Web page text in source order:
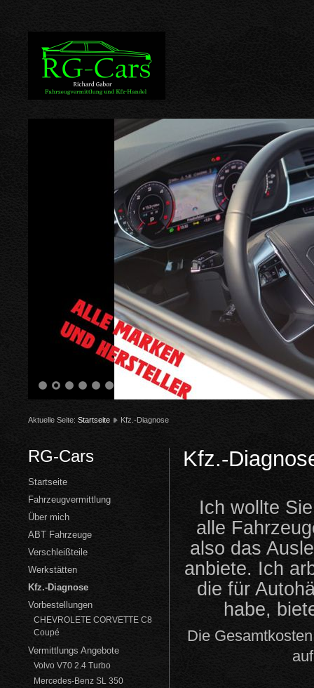
Aktuelle Seite: Startseite Kfz.-Diagnose
RG-Cars
Startseite
Fahrzeugvermittlung
Über mich
ABT Fahrzeuge
Verschleißteile
Werkstätten
Kfz.-Diagnose
Vorbestellungen
CHEVROLETE CORVETTE C8
Coupé
Vermittlungs Angebote
Volvo V70 2.4 Turbo
Mercedes-Benz SL 350
Kfz.-
Ich wollte
alle
also das
anbiete. Ich
die für
habe,
Die